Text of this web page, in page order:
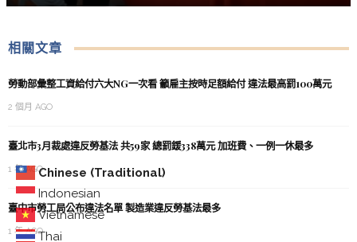
Chinese (Traditional)
Indonesian
Vietnamese
Thai
相關文章
勞動部彙整工資給付六大NG一次看 籲雇主按時足額給付 違法最高罰100萬元
2 個月 AGO
臺北市3月裁處違反勞基法 共59家 總罰鍰338萬元 加班費、一例一休最多
1 年 AGO
臺中市勞工局公布違法名單 製造業違反勞基法最多
1 年 AGO